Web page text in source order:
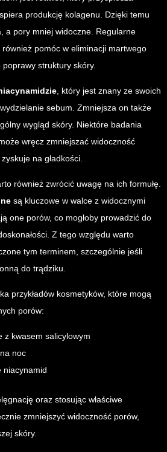
produkcję kolagenu. Dzięki temu
a pory mniej widoczne. Regularne
pomóc w eliminacji martwego
struktury skóry.
, który jest znany ze swoich
sebum. Zmniejsza on także
wygląd skóry. Niektóre badania
wręcz zmniejszać widoczność
na gładkości.
również zwrócić uwagę na ich formułę.
są kluczowe w walce z widocznymi
one porów, co mogłoby prowadzić do
Z tego względu warto
tym terminem, szczególnie jeśli
do trądziku.
przykładów kosmetyków, które mogą
porów:
z kwasem salicylowym
noc
niacynamid
oraz stosując właściwe
zmniejszyć widoczność porów,
skóry.